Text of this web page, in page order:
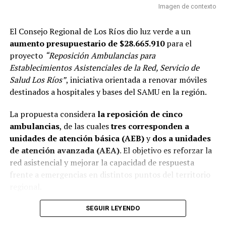
Post Views: 390
SIGUIENTE
Decomisan más de 253 kilos de carne faenada de
manera clandestina en Puerto Nuevo
NO TE PIERDAS
Hospital Base recibió donación de sillas de ruedas e
insumos para pacientes de Onco-Hematología y
Redacción Radio Austral
Imagen de contexto
El Consejo Regional de Los Ríos dio luz verde a un
aumento presupuestario de $28.665.910para el
proyecto “Reposición Ambulancias para
Establecimientos Asistenciales de la Red, Servicio de
Salud Los Ríos”, iniciativa orientada a renovar móviles
destinados a hospitales y bases del SAMU en la región.
La propuesta considera la reposición de cinco
ambulancias, de las cualestres corresponden a
unidades de atención básica (AEB)ydos a unidades
de atención avanzada (AEA). El objetivo es reforzar la
red asistencial y mejorar la capacidad de respuesta
frente a emergencias en distintos puntos del territorio
La necesidad de reemplazar estos vehículos se explica
SEGUIR LEYENDO